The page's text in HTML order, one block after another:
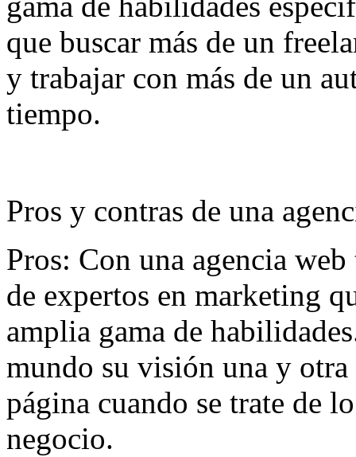
que buscar más de un
y trabajar con más de un
tiempo.
Pros y contras de una
Pros: Con una agencia
de expertos en marketing
amplia gama de
mundo su visión una y
página cuando se trate de
negocio.